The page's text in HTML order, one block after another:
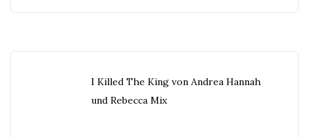
I Killed The King von Andrea Hannah
und Rebecca Mix